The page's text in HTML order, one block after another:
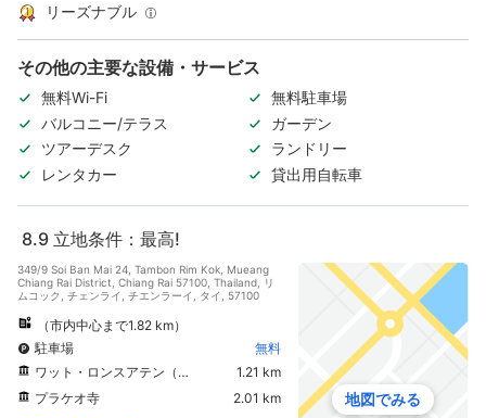
リーズナブル
その他の主要な設備・サービス
無料Wi-Fi
無料駐車場
バルコニー/テラス
ガーデン
ツアーデスク
ランドリー
レンタカー
貸出用自転車
8.9 立地条件：最高!
349/9 Soi Ban Mai 24, Tambon Rim Kok, Mueang
Chiang Rai District, Chiang Rai 57100, Thailand, リ
ムコック, チェンライ, チエンラーイ, タイ, 57100
（市内中心まで1.82 km）
駐車場
無料
ワット・ロンスアテン（ブルーテンプル）
1.21 km
プラケオ寺
2.01 km
地図でみる